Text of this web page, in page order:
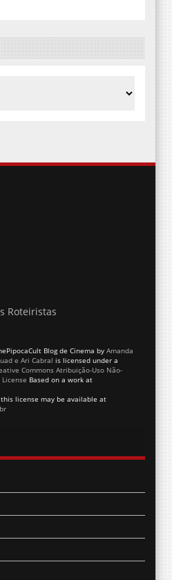
Roteiristas
Blog de Cinema by Amanda
e Ari Cabral is licensed under a
Commons Atribuição-Uso Não-
Based on a work at
license may be available at